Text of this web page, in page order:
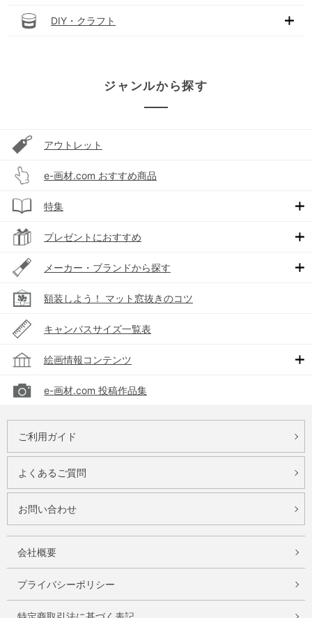
DIY・クラフト
ジャンルから探す
アウトレット
e-画材.com おすすめ商品
特集
プレゼントにおすすめ
メーカー・ブランドから探す
額装しよう！ マット窓抜きのコツ
キャンバスサイズ一覧表
絵画情報コンテンツ
e-画材.com 投稿作品集
ご利用ガイド
よくあるご質問
お問い合わせ
会社概要
プライバシーポリシー